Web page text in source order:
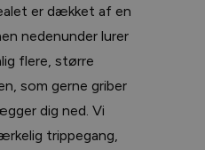
er dækket af en
nedenunder lurer
flere, større
som gerne griber
dig ned. Vi
trippegang,